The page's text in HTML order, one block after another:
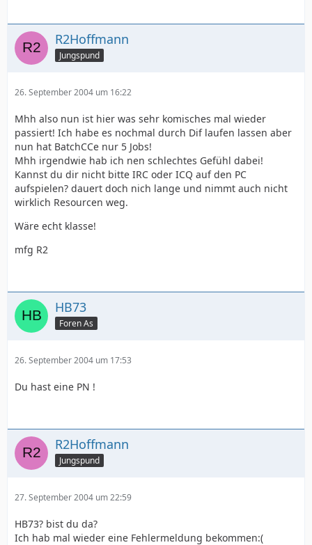
R2Hoffmann
Jungspund
26. September 2004 um 16:22
Mhh also nun ist hier was sehr komisches mal wieder
passiert! Ich habe es nochmal durch Dif laufen lassen aber
nun hat BatchCCe nur 5 Jobs!
Mhh irgendwie hab ich nen schlechtes Gefühl dabei!
Kannst du dir nicht bitte IRC oder ICQ auf den PC
aufspielen? dauert doch nich lange und nimmt auch nicht
wirklich Resourcen weg.
Wäre echt klasse!
mfg R2
HB73
Foren As
26. September 2004 um 17:53
Du hast eine PN !
R2Hoffmann
Jungspund
27. September 2004 um 22:59
HB73? bist du da?
Ich hab mal wieder eine Fehlermeldung bekommen:(